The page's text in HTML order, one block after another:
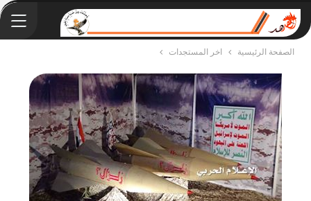
الصفحة الرئيسية اخر المستجدات